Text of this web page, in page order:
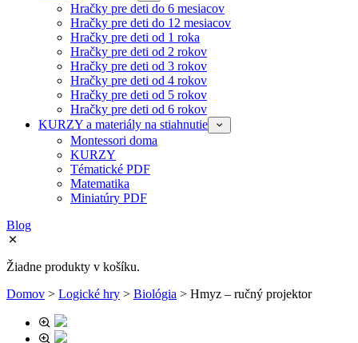
Hračky pre deti do 6 mesiacov
Hračky pre deti do 12 mesiacov
Hračky pre deti od 1 roka
Hračky pre deti od 2 rokov
Hračky pre deti od 3 rokov
Hračky pre deti od 4 rokov
Hračky pre deti od 5 rokov
Hračky pre deti od 6 rokov
KURZY a materiály na stiahnutie
Montessori doma
KURZY
Tématické PDF
Matematika
Miniatúry PDF
Blog
Žiadne produkty v košíku.
Domov > Logické hry > Biológia > Hmyz – ručný projektor